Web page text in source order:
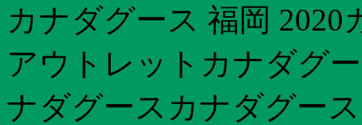
カナダグース 福岡
アウトレットカナダグ
ナダグースカナダグー